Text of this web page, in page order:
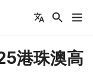
港珠澳高